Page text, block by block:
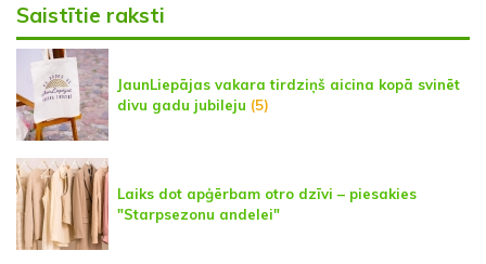
Saistītie raksti
JaunLiepājas vakara tirdziņš aicina kopā svinēt
divu gadu jubileju (5)
Laiks dot apģērbam otro dzīvi – piesakies
"Starpsezonu andelei"